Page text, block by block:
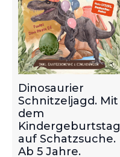
Dinosaurier
Schnitzeljagd. Mit
dem
Kindergeburtstag
auf Schatzsuche.
Ab 5 Jahre.